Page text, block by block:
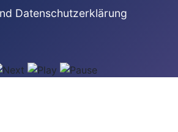
Datenschutzerklärung